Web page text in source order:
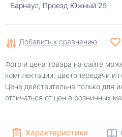
Барнаул, Проезд Южный 25
Добавить к сравнению
Фото и цена товара на сайте
комплектации, цветопередачи и
Цена действительна только для
отличаться от цен в розничных
Характеристики